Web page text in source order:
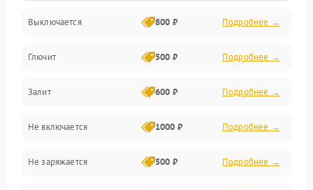
Механические проблемы
Матрица и оптика
Питание и питание цепей
Проблемы с картами памяти
Объективы
Выключается 800 ₽ Подробнее →
Глючит 500 ₽ Подробнее →
Залит 600 ₽ Подробнее →
Не включается 1000 ₽ Подробнее →
Не заряжается 500 ₽ Подробнее →